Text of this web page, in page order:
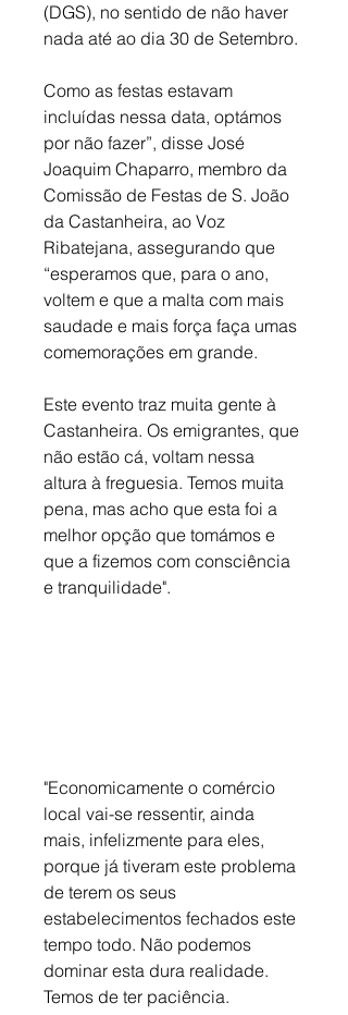
(DGS), no sentido de não haver
nada até ao dia 30 de Setembro.
Como as festas estavam
incluídas nessa data, optámos
por não fazer”, disse José
Joaquim Chaparro, membro da
Comissão de Festas de S. João
da Castanheira, ao Voz
Ribatejana, assegurando que
“esperamos que, para o ano,
voltem e que a malta com mais
saudade e mais força faça umas
comemorações em grande.
Este evento traz muita gente à
Castanheira. Os emigrantes, que
não estão cá, voltam nessa
altura à freguesia. Temos muita
pena, mas acho que esta foi a
melhor opção que tomámos e
que a fizemos com consciência
e tranquilidade".
"Economicamente o comércio
local vai-se ressentir, ainda
mais, infelizmente para eles,
porque já tiveram este problema
de terem os seus
estabelecimentos fechados este
tempo todo. Não podemos
dominar esta dura realidade.
Temos de ter paciência.